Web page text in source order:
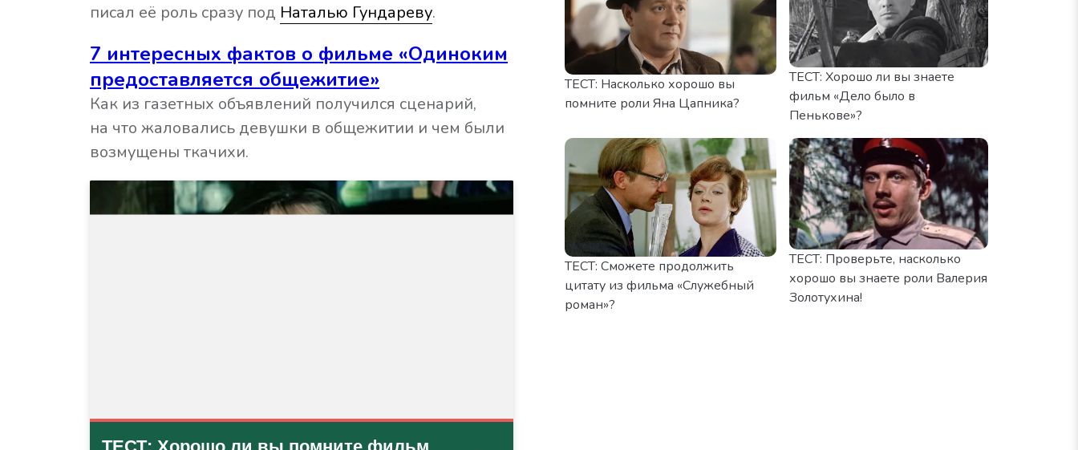
писал её роль сразу под Наталью Гундареву.
7 интересных фактов о фильме «Одиноким
предоставляется общежитие»
Как из газетных объявлений получился сценарий,
на что жаловались девушки в общежитии и чем были
возмущены ткачихи.
ТЕСТ: Насколько хорошо вы
помните роли Яна Цапника?
ТЕСТ: Хорошо ли вы знаете
фильм «Дело было в
Пенькове»?
ТЕСТ: Сможете продолжить
цитату из фильма «Служебный
роман»?
ТЕСТ: Проверьте, насколько
хорошо вы знаете роли Валерия
Золотухина!